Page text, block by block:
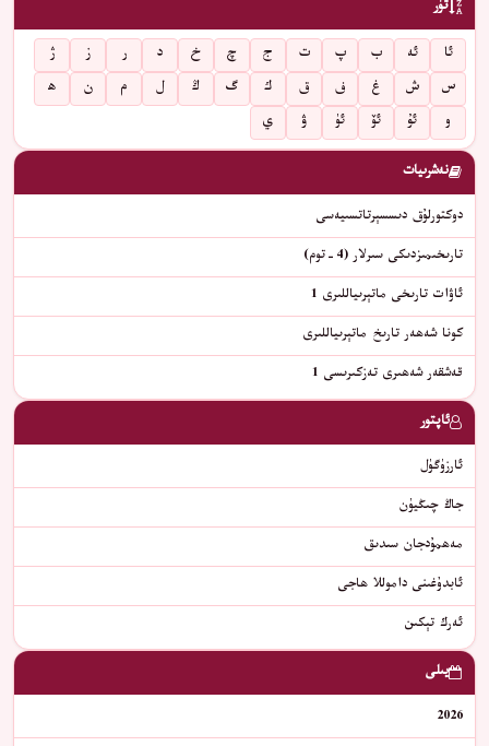
تۈر
ئا ئە ب پ ت ج چ خ د ر ز
ژ
س
ش غ ف ق ك گ ڭ ل م ن
ھ
و
ئۇ ئۆ ئۈ ۋ ي
نەشرىيات
دوكتورلۇق دىسسېرتاتسىيەسى
تارىخىمىزدىكى سىرلار (4-توم)
ئاۋات تارىخى ماتېرىياللىرى 1
كونا شەھەر تارىخ ماتېرىياللىرى
قەشقەر شەھىرى تەزكىرىسى 1
ئاپتور
ئارزۈگۈل
جاڭ چىڭيۈن
مەھمۇدجان سىدىق
ئابدۇغىنى داموللا ھاجى
ئەرك تېكىن
يىلى
2026